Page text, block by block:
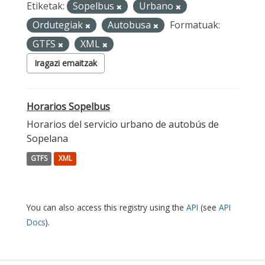
Etiketak: Sopelbus
Urbano
Ordutegiak
Autobusa
Formatuak:
GTFS
XML
Iragazi emaitzak
Horarios Sopelbus
Horarios del servicio urbano de autobús de
Sopelana
GTFS XML
You can also access this registry using the API (see API
Docs).